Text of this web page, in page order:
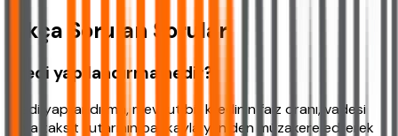
Sıkça Sorulan Sorular
Kredi yapılandırma nedir?
Kredi yapılandırma, mevcut bir kredinin faiz oranı, vadesi
veya taksit tutarının bankayla yeniden müzakere edilerek